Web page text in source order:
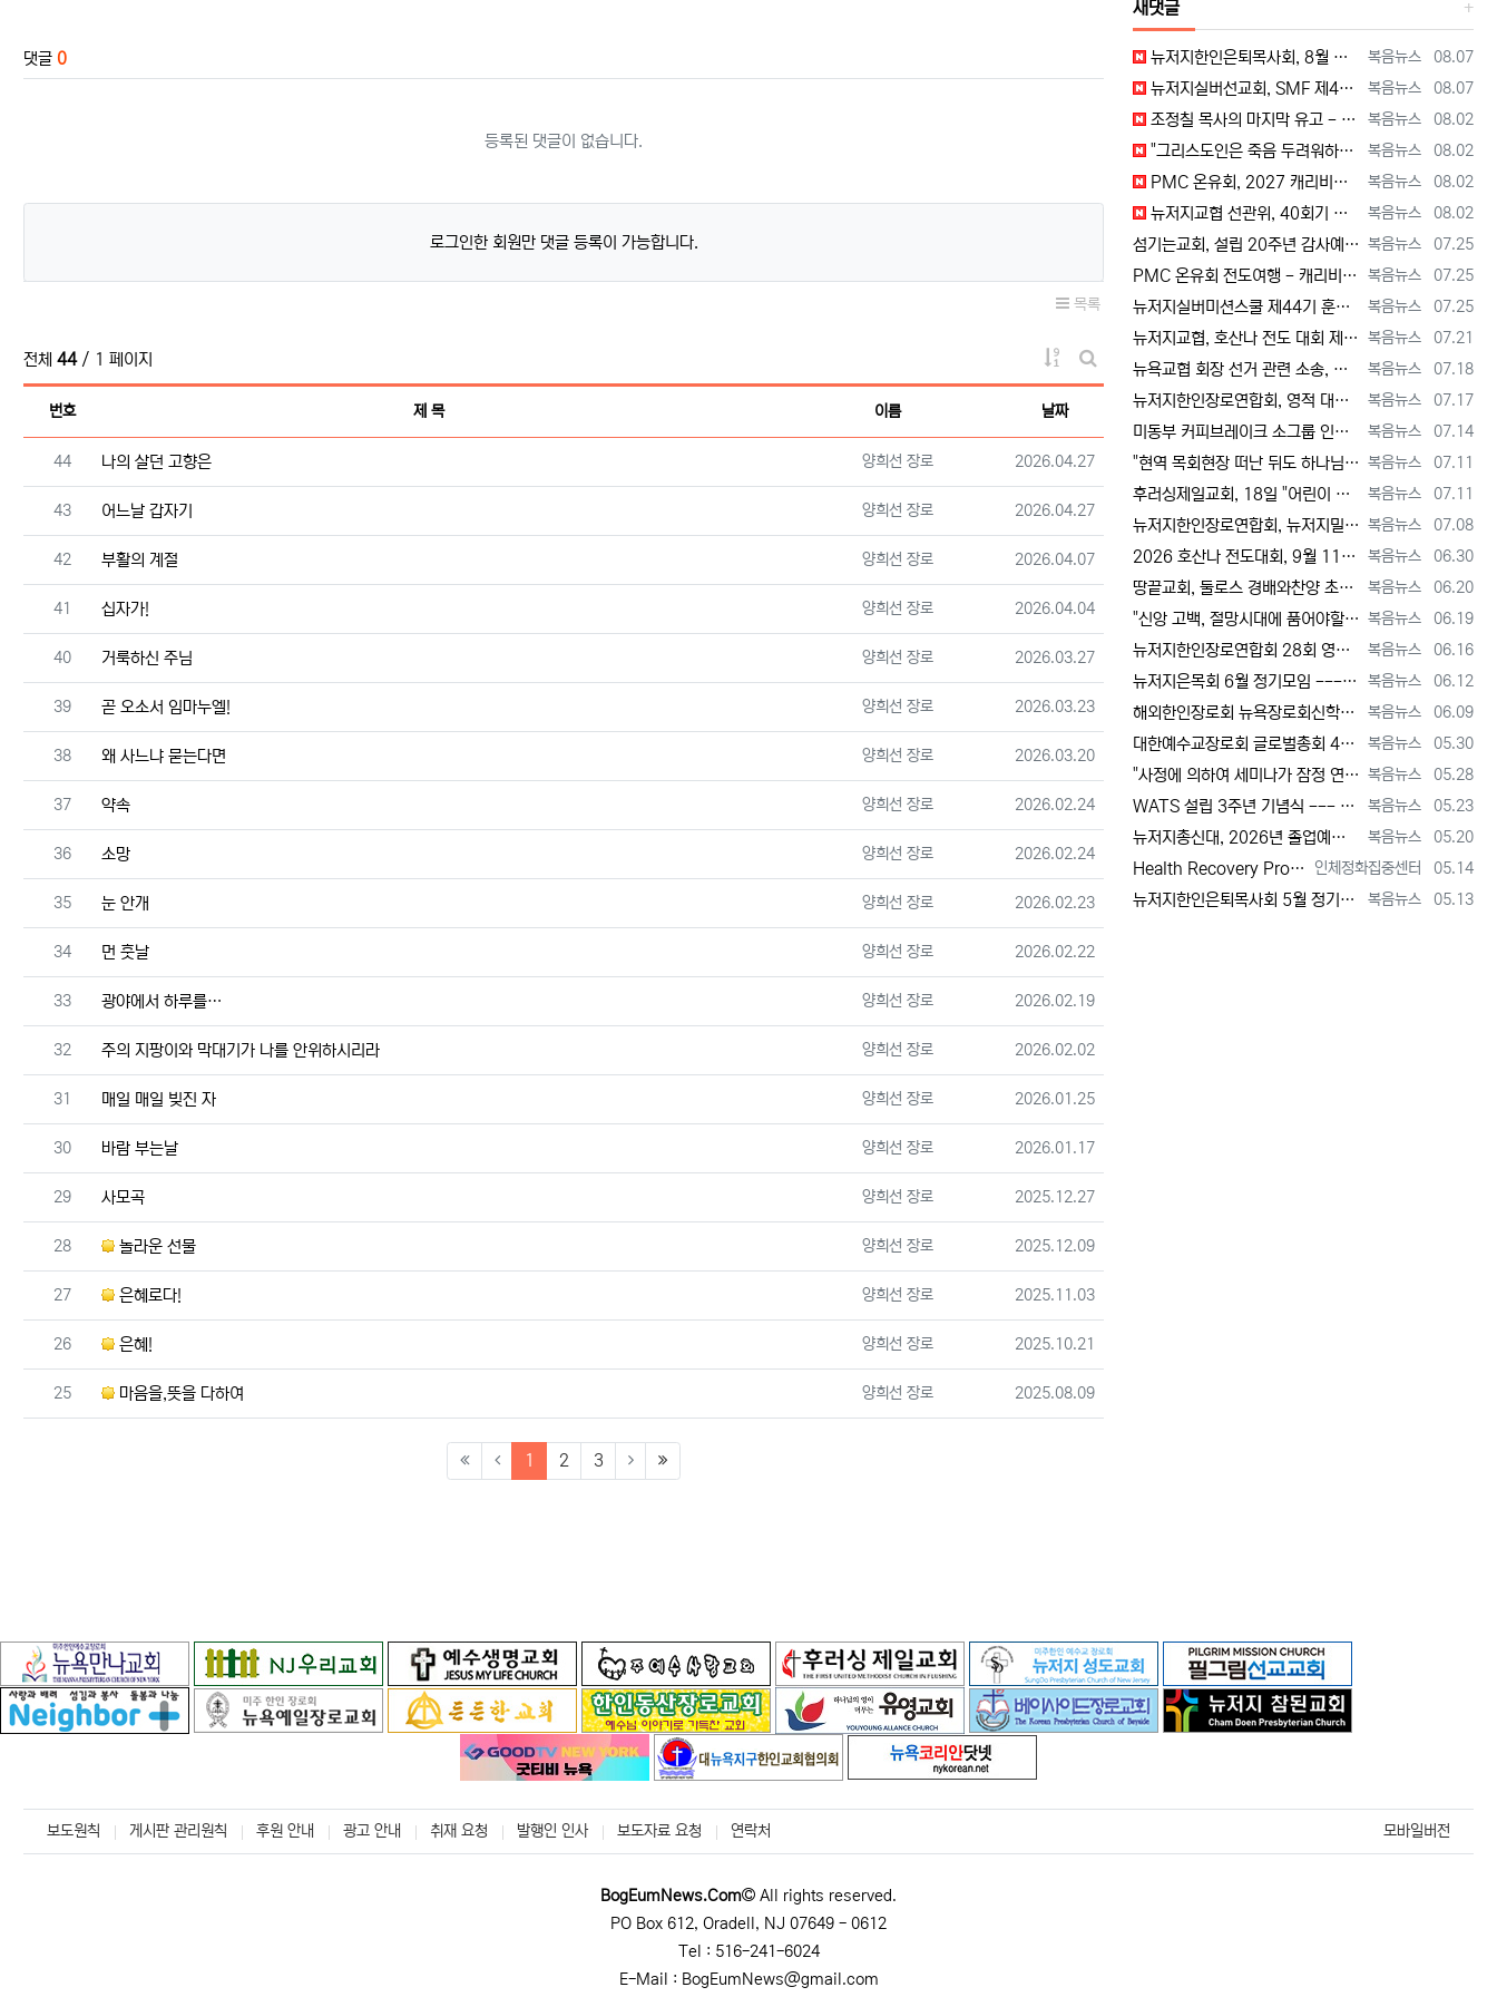
댓글 0
등록된 댓글이 없습니다.
로그인한 회원만 댓글 등록이 가능합니다.
목록
전체 44/ 1 페이지
게시물 정렬
게시판 검색
번호
제 목 이름 날짜
번호
44 나의 살던 고향은 등록자
양희선 장로 등록일
2026.04.27
번호
43 어느날 갑자기 등록자
양희선 장로 등록일
2026.04.27
번호
42 부활의 계절 등록자
양희선 장로 등록일
2026.04.07
번호
41 십자가! 등록자
양희선 장로 등록일
2026.04.04
번호
40 거룩하신 주님 등록자
양희선 장로 등록일
2026.03.27
번호
39 곧 오소서 임마누엘! 등록자
양희선 장로 등록일
2026.03.23
번호
38 왜 사느냐 묻는다면 등록자
양희선 장로 등록일
2026.03.20
번호
37 약속 등록자
양희선 장로 등록일
2026.02.24
번호
36 소망 등록자
양희선 장로 등록일
2026.02.24
번호
35 눈 안개 등록자
양희선 장로 등록일
2026.02.23
번호
34 먼 훗날 등록자
양희선 장로 등록일
2026.02.22
번호
33 광야에서 하루를… 등록자
양희선 장로 등록일
2026.02.19
번호
32 주의 지팡이와 막대기가 나를 안위하시리라 등록자
양희선 장로 등록일
2026.02.02
번호
31 매일 매일 빚진 자 등록자
양희선 장로 등록일
2026.01.25
번호
30 바람 부는날 등록자
양희선 장로 등록일
2026.01.17
번호
29 사모곡 등록자
양희선 장로 등록일
2025.12.27
번호
28 놀라운 선물 등록자
양희선 장로 등록일
2025.12.09
번호
27 은혜로다! 등록자
양희선 장로 등록일
2025.11.03
번호
26 은혜! 등록자
양희선 장로 등록일
2025.10.21
번호
25 마음을,뜻을 다하여 등록자
양희선 장로 등록일
2025.08.09
1 (current)
2 3 (last)
새댓글
등록자
복음뉴스 등록일
08.07
뉴저지한인은퇴목사회, 8월 정기모임 --- "요한처럼 예수님만 높이며 살자" [2026년 8월 7일 금요일 자 뉴욕일보 기사] ==> https…
등록자
복음뉴스 등록일
08.07
뉴저지실버선교회, SMF 제44기 실버미션스쿨 수강생 모집 [2026년 8월 7일 금요일 자 뉴욕일보 기사] ==> https://www.bog…
등록자
복음뉴스 등록일
08.02
조정칠 목사의 마지막 유고 - 홍수와 복(福) 자(字) [2026년 8월 1일 토요일 자 뉴욕일보 기사] ==> https://www.bogeu…
등록자
복음뉴스 등록일
08.02
"그리스도인은 죽음 두려워하지 않지만, 살아 있는 동안 다른 사람의 유익 + 믿음의 진보 위해 살아야" [2026년 7월 31일 금요일 자 뉴욕…
등록자
복음뉴스 등록일
08.02
PMC 온유회, 2027 캐리비안 크루즈 전도여행 참가자 모집 [2026년 7월 31일 금요일 자 뉴욕일보 기사] ==> https://www.…
등록자
복음뉴스 등록일
08.02
뉴저지교협 선관위, 40회기 회장 + 부회장 등록 + 추천 절차 공고 --- 8월 28일 등록 마감, 9월 28일 선거 [2026년 7월 29일…
등록자
복음뉴스 등록일
07.25
섬기는교회, 설립 20주년 감사예배 및 임직식 --- "이제 더 힘차게 창공을 날자" [2026년 7월 25일 토요일 자 뉴욕일보 기사] ==>…
등록자
복음뉴스 등록일
07.25
PMC 온유회 전도여행 - 캐리비언 크루즈 2027 안내 ==> https://www.bogeumnews.com/gnu54/bbs/board.p…
등록자
복음뉴스 등록일
07.25
뉴저지실버미션스쿨 제44기 훈련생 모집 안내 ==> https://www.bogeumnews.com/gnu54/bbs/board.php?bo_t…
등록자
복음뉴스 등록일
07.21
뉴저지교협, 호산나 전도 대회 제2차 준비 기도회 --- "사람이 아니라 하나님께서 일하신다" [2026년 7월 21일 화요일 자 뉴욕일보 기사…
등록자
복음뉴스 등록일
07.18
뉴욕교협 회장 선거 관련 소송, 청구인 측 "법원 조속한 결정과 심리ㅜ 요청" [2026년 7월 18일 토요일 자 뉴욕일보 기사] ==> htt…
등록자
복음뉴스 등록일
07.17
뉴저지한인장로연합회, 영적 대각성 기도회 --- "우리의 기준은 하나님 말씀" [2026년 7월 17일 금요일 자 뉴욕일보 기사] ==> htt…
등록자
복음뉴스 등록일
07.14
미동부 커피브레이크 소그룹 인도자 워크숍 8월 15일 더바인교회 + 필그림선교교회서 [2026년 7월 14일 화요일 자 뉴욕일보 기사] ==> …
등록자
복음뉴스 등록일
07.11
"현역 목회현장 떠난 뒤도 하나님 능력 + 은혜 다음 세대에 전하는 사명 계속" [2026년 7월 11일일 토요일 자 뉴욕일보 기사] ==> …
등록자
복음뉴스 등록일
07.11
후러싱제일교회, 18일 "어린이 천국" 만든다 [2026년 7월 11일 토요일 자 뉴욕일보 기사] ==> https://www.bogeumnew…
등록자
복음뉴스 등록일
07.08
뉴저지한인장로연합회, 뉴저지밀알선교단 방문 --- 장애우들에게 점심 식사 제공 + 사랑의 후원금 [2026년 7월 8일 수요일 자 뉴욕일보 기사…
등록자
복음뉴스 등록일
06.30
2026 호산나 전도대회, 9월 11일(금)부터 13일(주일)까지 뉴저지하베스트교회에서 [2026년 6월 30일 화요일 자 뉴욕일보 기사] ==…
등록자
복음뉴스 등록일
06.20
땅끝교회, 둘로스 경배와찬양 초청 찬양집회 --- "참행복은 주님께 쓰임 받는 것" [2026년 6월 20일 토요일 자 뉴욕일보 기사] ==> …
등록자
복음뉴스 등록일
06.19
"신앙 고백, 절망시대에 품어야할 희망, 마지막까지 하나님 손에 붙들려 쓰임 받고자 하는 삶의 의미" [2026년 6월 19일 금요일 자 뉴욕일…
등록자
복음뉴스 등록일
06.16
뉴저지한인장로연합회 28회 영적 대각성 기도회 [2026년 6월 16일 화요일 자 뉴욕일보 기사] ==> https://www.bogeumnew…
등록자
복음뉴스 등록일
06.12
뉴저지은목회 6월 정기모임 --- 강원호 목사, "복음은 구원, 구원의 목적은 하나님 나라의 삶" [2026년 6월 12일 금요일 자 뉴역일보 …
등록자
복음뉴스 등록일
06.09
해외한인장로회 뉴욕장로회신학대학(원), 40회 졸업감사예배 및 학위수여식 [2026년 6월 9일 화요일 자 뉴욕일보 기사] ==> https:/…
등록자
복음뉴스 등록일
05.30
대한예수교장로회 글로벌총회 48회 정기총회 --- "진리 위에 굳게 서서 복음으로 세상 정복하라" [2026년 5월 30일 토요일 자 뉴욕일보 …
등록자
복음뉴스 등록일
05.28
"사정에 의하여 세미나가 잠정 연기되었다"고 합니다. 착오 없으시기 바랍니다.
등록자
복음뉴스 등록일
05.23
WATS 설립 3주년 기념식 --- 천국 복음 전파와 영적 지도자 양성 사명 재확인 [2026년 5월 23일 토요일 자 뉴욕일보 기사] ==> …
등록자
복음뉴스 등록일
05.20
뉴저지총신대, 2026년 졸업예배 및 학위 수여식 --- "절업장은 학교가 주지만, 위임장은 주님이 주신다" [2026년 5월 20일 수요일 …
등록자
인체정화집중센터 등록일
05.14
Health Recovery Program 인체정화 집중센터 Health Recovery Program이 태어난 배경은 단순히 하나의 건강…
등록자
복음뉴스 등록일
05.13
뉴저지한인은퇴목사회 5월 정기모임 --- "천국 갈 준비되셨나요?" [2026년 5월 13일 수요일 자 뉴욕일보 기사] ==> https://w…
보도원칙 게시판 관리원칙 후원 안내 광고 안내 취재 요청 발행인 인사 보도자료 요청 연락처 모바일버전
BogEumNews.Com
All rights reserved.
PO Box 612, Oradell, NJ 07649 - 0612
Tel : 516-241-6024
E-Mail : BogEumNews@gmail.com